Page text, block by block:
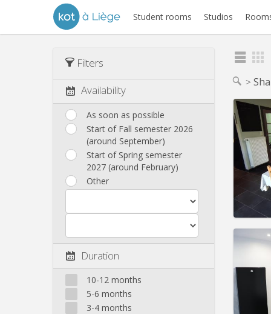
Student rooms Studios
Filters
Availability
As soon as possible
Start of Fall semester 2026
(around September)
Start of Spring semester
2027 (around February)
Other
Duration
10-12 months
5-6 months
3-4 months